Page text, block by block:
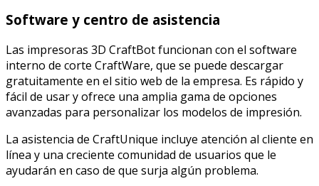
Software y centro de asistencia
Las impresoras 3D CraftBot funcionan con el software
interno de corte CraftWare, que se puede descargar
gratuitamente en el sitio web de la empresa. Es rápido y
fácil de usar y ofrece una amplia gama de opciones
avanzadas para personalizar los modelos de impresión.
La asistencia de CraftUnique incluye atención al cliente en
línea y una creciente comunidad de usuarios que le
ayudarán en caso de que surja algún problema.